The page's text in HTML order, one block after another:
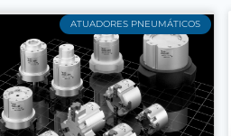
ATUADORES PNEUMÁTICOS